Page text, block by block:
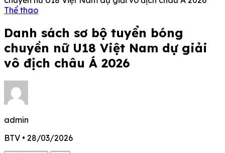
Thể thao
Danh sách sơ bộ tuyển bóng
chuyền nữ U18 Việt Nam dự giải
vô địch châu Á 2026
admin
BTV • 28/03/2026